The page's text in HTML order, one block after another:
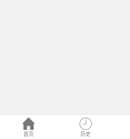
首页 历史